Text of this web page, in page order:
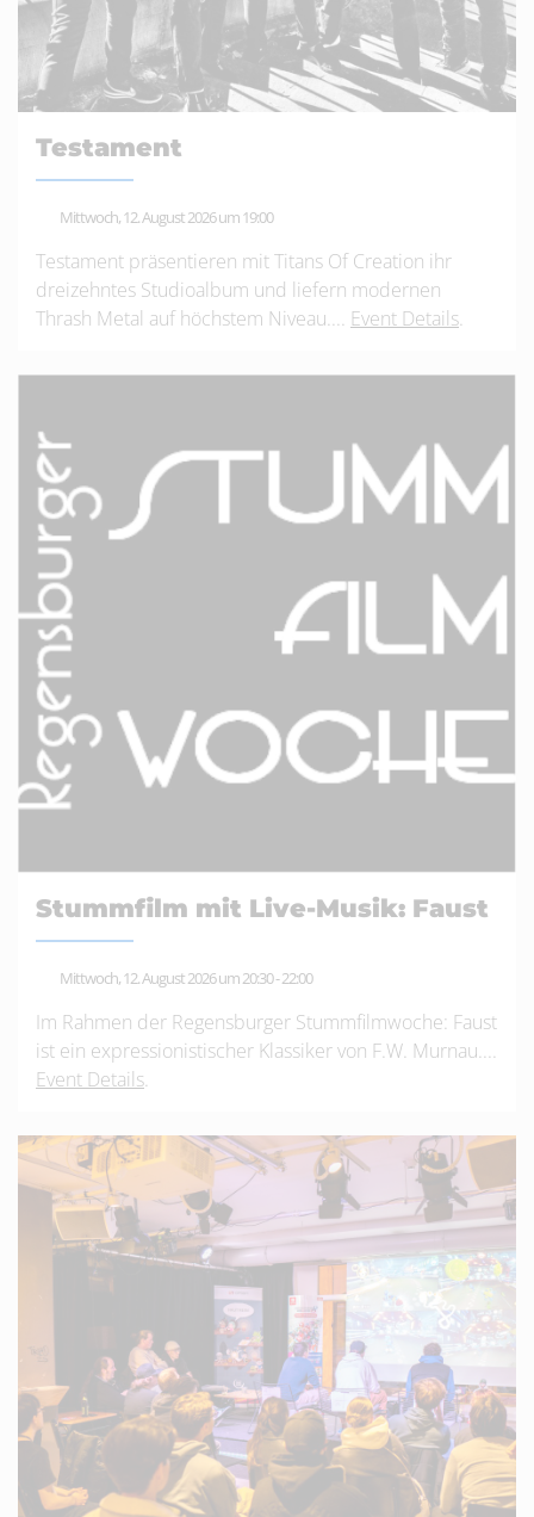
Testament
Mittwoch, 12. August 2026 um 19:00
Testament präsentieren mit Titans Of Creation ihr
dreizehntes Studioalbum und liefern modernen
Thrash Metal auf höchstem Niveau.... Event Details.
Stummfilm mit Live-Musik: Faust
Mittwoch, 12. August 2026 um 20:30-22:00
Im Rahmen der Regensburger Stummfilmwoche: Faust
ist ein expressionistischer Klassiker von F.W. Murnau....
Event Details.